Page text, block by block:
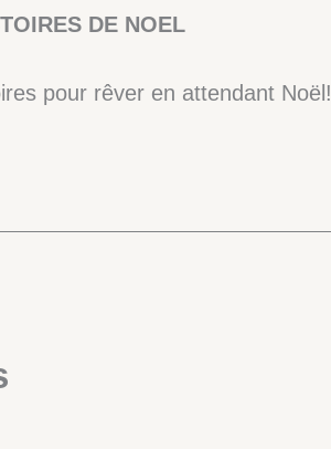
DE NOEL
pour rêver en attendant Noël!